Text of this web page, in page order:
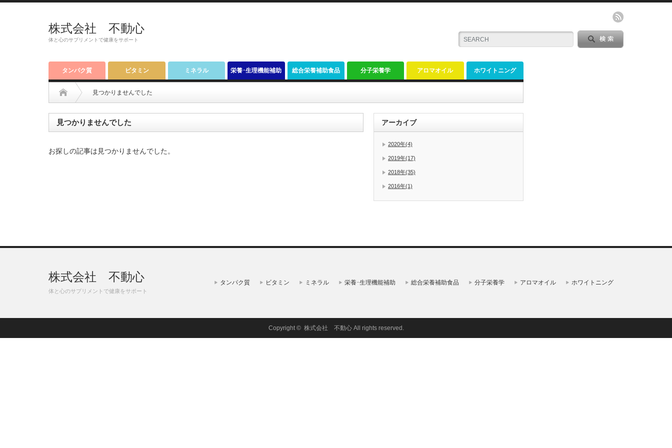
株式会社 不動心
体と心のサプリメントで健康をサポート
タンパク質 ビタミン ミネラル 栄養･生理機能補助 総合栄養補助食品 分子栄養学 アロマオイル ホワイトニング
見つかりませんでした
見つかりませんでした
お探しの記事は見つかりませんでした。
アーカイブ
2020年(4)
2019年(17)
2018年(35)
2016年(1)
株式会社 不動心
体と心のサプリメントで健康をサポート
タンパク質 ビタミン ミネラル 栄養･生理機能補助 総合栄養補助食品 分子栄養学 アロマオイル ホワイトニング
Copyright © 株式会社 不動心All rights reserved.